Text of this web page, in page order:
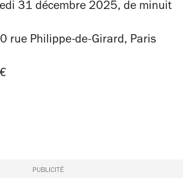
31 décembre 2025, de minuit
rue Philippe-de-Girard, Paris
PUBLICITÉ